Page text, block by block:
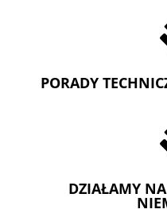
PORADY
DZIAŁAMY